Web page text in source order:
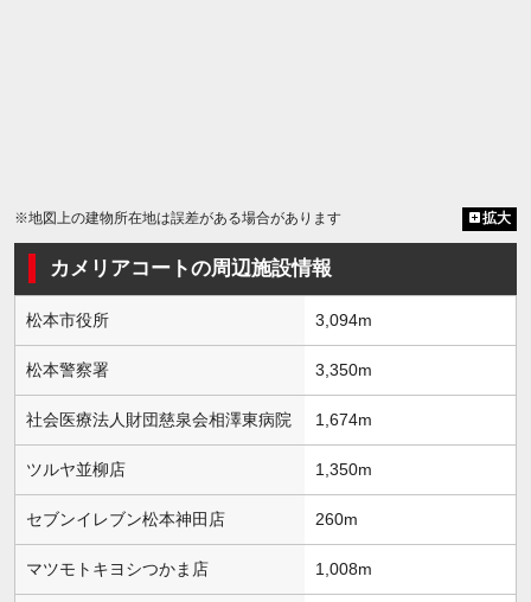
※地図上の建物所在地は誤差がある場合があります 拡大
カメリアコートの周辺施設情報
松本市役所 3,094m
松本警察署 3,350m
社会医療法人財団慈泉会相澤東病院 1,674m
ツルヤ並柳店 1,350m
セブンイレブン松本神田店 260m
マツモトキヨシつかま店 1,008m